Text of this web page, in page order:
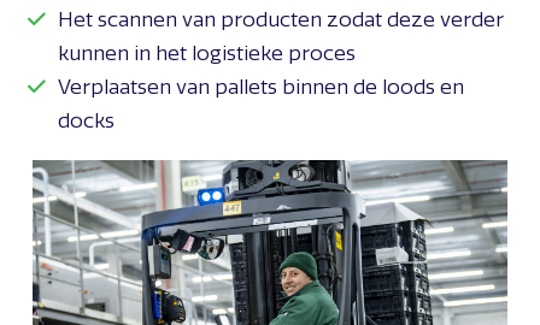
Het scannen van producten zodat deze verder
kunnen in het logistieke proces
Verplaatsen van pallets binnen de loods en
docks